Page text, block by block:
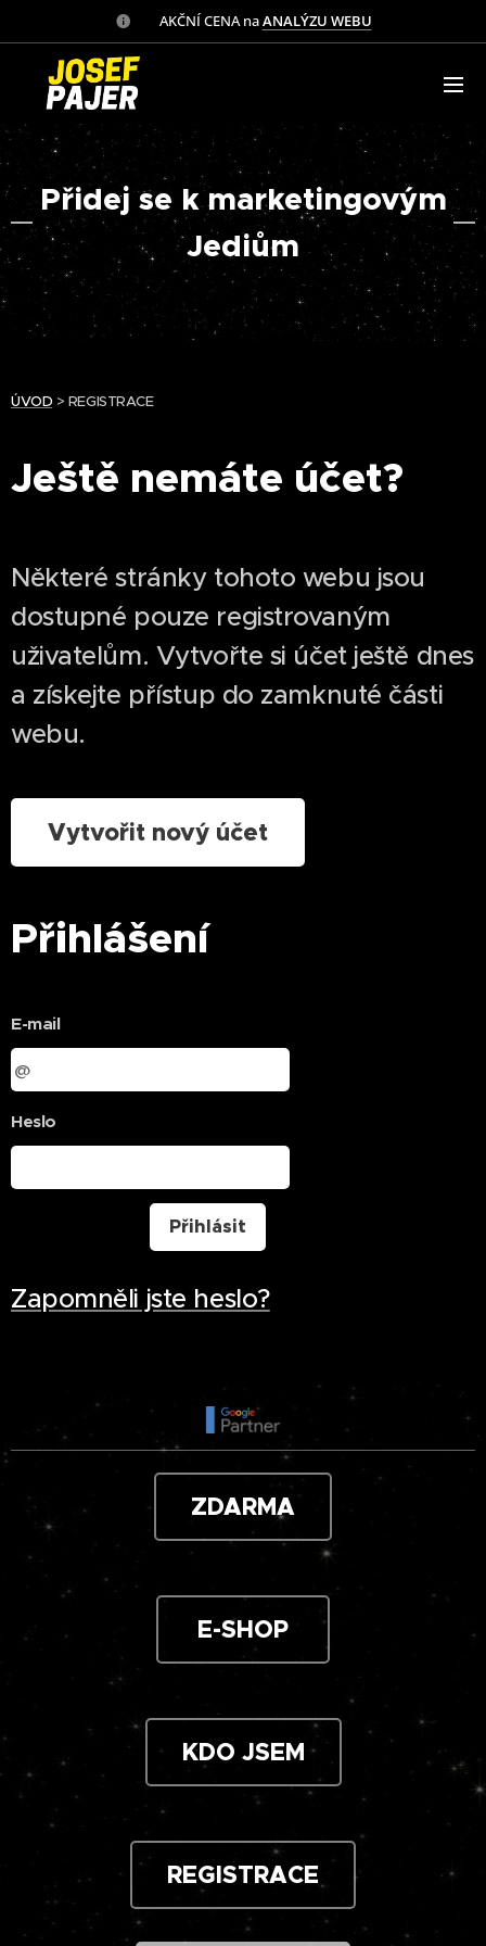
✅ AKČNÍ CENA naANALÝZU WEBU
Přidej se k marketingovým
Jediům
ÚVOD > REGISTRACE
Ještě nemáte účet?
Některé stránky tohoto webu jsou
dostupné pouze registrovaným
uživatelům. Vytvořte si účet ještě dnes
a získejte přístup do zamknuté části
webu.
Vytvořit nový účet
Přihlášení
E-mail
Heslo
Přihlásit
Zapomněli jste heslo?
ZDARMA
E-SHOP
KDO JSEM
REGISTRACE